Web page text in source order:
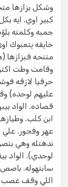
وشكل بزازها
كبير اوي. ايه
جمبه وكلمته
خايفه يتعبوك
متنحه فبزازها
وقامت وطت
حرفيا لازقه
عليهم لوحده)
قصاده. الواد
ابن كلب.
عهر وفجور. علي
ندهتله وهي
لوحدي). الواد
سابتهوله.
اللي وقف غصب